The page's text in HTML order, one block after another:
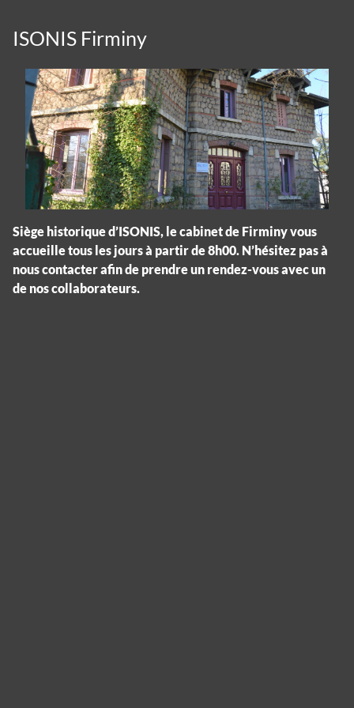
ISONIS Firminy
Siège historique d’ISONIS, le cabinet de Firminy vous
accueille tous les jours à partir de 8h00. N’hésitez pas à
nous contacter afin de prendre un rendez-vous avec un
de nos collaborateurs.